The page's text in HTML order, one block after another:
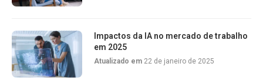
Impactos da IA no mercado de trabalho
em 2025
Atualizado em 22 de janeiro de 2025